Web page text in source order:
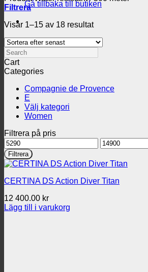
Gå tillbaka till butiken
Filtrera
Visar 1–15 av 18 resultatSortera
senaste
Search
Cart
Categories
Compagnie de Provence
E
Välj kategori
Women
Filtrera på pris
Min
pris
Max
pris
Filtrera
CERTINA DS Action Diver Titan
12 400.00 kr
Lägg till i varukorg